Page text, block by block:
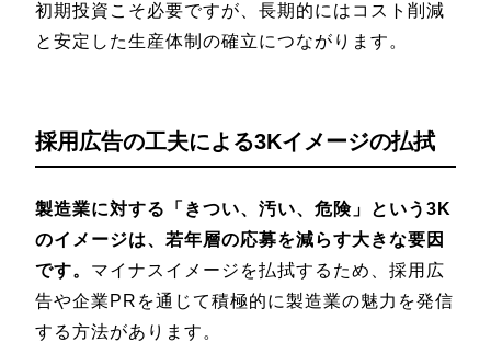
初期投資こそ必要ですが、長期的にはコスト削減
と安定した生産体制の確立につながります。
採用広告の工夫による3Kイメージの払拭
製造業に対する「きつい、汚い、危険」という3K
のイメージは、若年層の応募を減らす大きな要因
です。 マイナスイメージを払拭するため、採用広
告や企業PRを通じて積極的に製造業の魅力を発信
する方法があります。